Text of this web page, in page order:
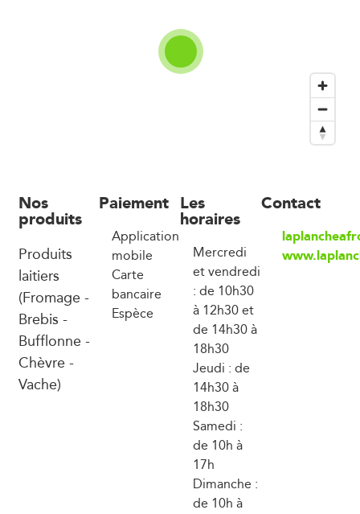
Nos
produits
Produits
laitiers
(Fromage -
Brebis -
Bufflonne -
Chèvre -
Vache)
Paiement
Application
mobile
Carte
bancaire
Espèce
Les
horaires
Mercredi
et vendredi
: de 10h30
à 12h30 et
de 14h30 à
18h30
Jeudi : de
14h30 à
18h30
Samedi :
de 10h à
17h
Dimanche :
de 10h à
Contact